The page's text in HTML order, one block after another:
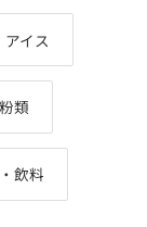
イス
類
飲料